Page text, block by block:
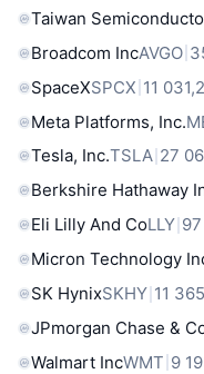
Taiwan
Broadcom IncAVGO
SpaceXSPCX 11
Meta Platforms, Inc.
Tesla, Inc.TSLA 27
Berkshire Hathaway
Eli Lilly And CoLLY
Micron Technology
SK HynixSKHY 11
JPmorgan Chase &
Walmart IncWMT 9